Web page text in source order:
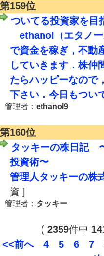
第159位
ついてる投資家を目
ethanol（エタノー
で資金を稼ぎ，不動
していきます．株仲
たらハッピーなので
下さい．今日もつい
管理者： ethanol9
第160位
タッキーの株日記
投資術〜
管理人タッキーの株
資 ]
管理者： タッキー
( 2359件中
<<前へ
4 5 6 7